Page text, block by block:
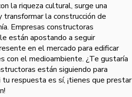
la riqueza cultural, surge una
transformar la construcción de
Empresas constructoras
están apostando a seguir
en el mercado para edificar
con el medioambiente. ¿Te gustaría
están siguiendo para
respuesta es sí, ¡tienes que prestar